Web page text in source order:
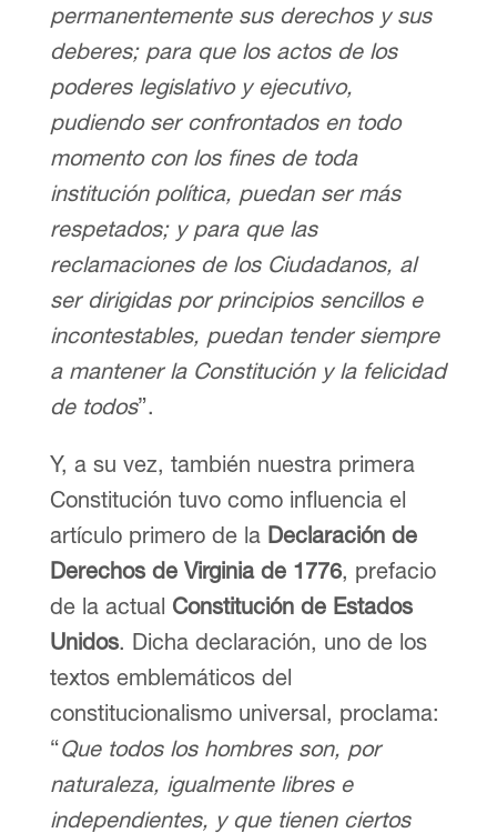
permanentemente sus derechos y sus
deberes; para que los actos de los
poderes legislativo y ejecutivo,
pudiendo ser confrontados en todo
momento con los fines de toda
institución política, puedan ser más
respetados; y para que las
reclamaciones de los Ciudadanos, al
ser dirigidas por principios sencillos e
incontestables, puedan tender siempre
a mantener la Constitución y la felicidad
de todos”.
Y, a su vez, también nuestra primera
Constitución tuvo como influencia el
artículo primero de la Declaración de
Derechos de Virginia de 1776, prefacio
de la actual Constitución de Estados
Unidos. Dicha declaración, uno de los
textos emblemáticos del
constitucionalismo universal, proclama:
“Que todos los hombres son, por
naturaleza, igualmente libres e
independientes, y que tienen ciertos